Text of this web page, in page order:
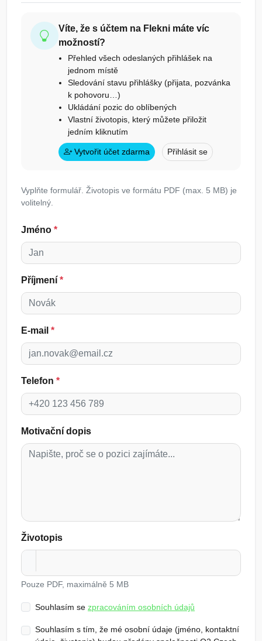
Víte, že s účtem na Flekni máte víc
možností?
Přehled všech odeslaných přihlášek na
jednom místě
Sledování stavu přihlášky (přijata, pozvánka
k pohovoru…)
Ukládání pozic do oblíbených
Vlastní životopis, který můžete přiložit
jedním kliknutím
Vytvořit účet zdarma Přihlásit se
Vyplňte formulář. Životopis ve formátu PDF (max. 5 MB) je
volitelný.
Jméno *
Příjmení *
E-mail *
Telefon *
Motivační dopis
Životopis
Pouze PDF, maximálně 5 MB
Souhlasím se zpracováním osobních údajů
Souhlasím s tím, že mé osobní údaje (jméno, kontaktní